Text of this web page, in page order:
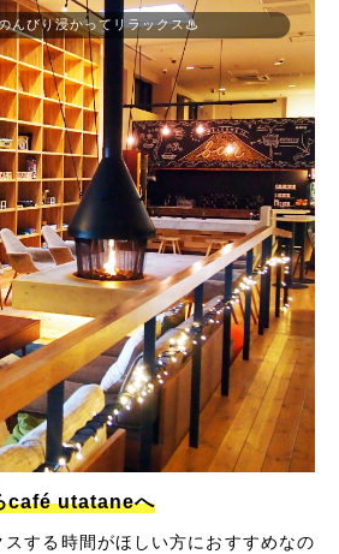
café utataneへ
する時間がほしい方におすすめなの
んびり浸かってリラックス♨